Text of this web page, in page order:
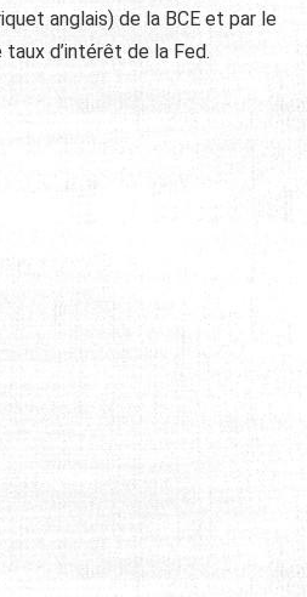
anglais) de la BCE et par le
d’intérêt de la Fed.